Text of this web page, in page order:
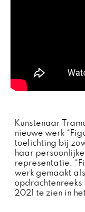
Kunstenaar
nieuwe werk
toelichting bij
haar
representatie.
werk gemaakt
opdrachtenreeks
2021 te zien in